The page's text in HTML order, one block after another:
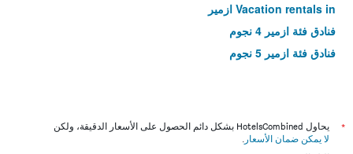
Vacation rentals in ازمير
فنادق فئة ازمير 4 نجوم
فنادق فئة ازمير 5 نجوم
*
يحاول HotelsCombined بشكل دائم الحصول على الأسعار الدقيقة، ولكن
لا يمكن ضمان الأسعار .